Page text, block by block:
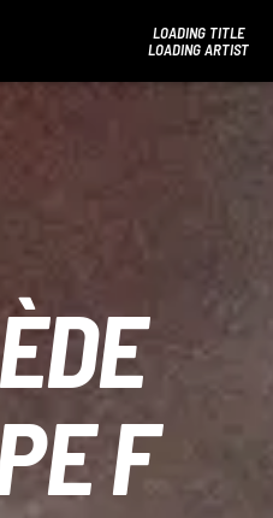
LOADING TITLE
LOADING ARTIST
F